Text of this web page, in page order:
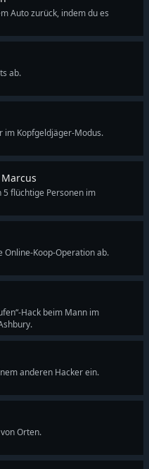
Auto zurück, indem du es
ab.
im Kopfgeldjäger-Modus.
flüchtige Personen im
Koop-Operation ab.
Hack beim Mann im
anderen Hacker ein.
Orten.